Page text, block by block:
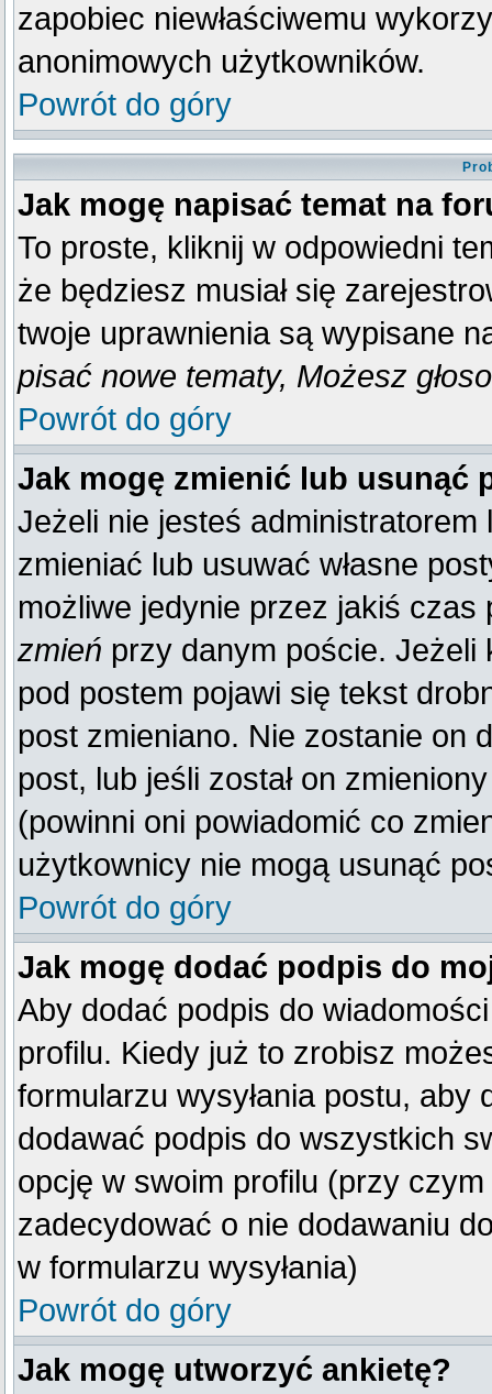
zapobiec niewłaściwemu
anonimowych użytkowników.
Powrót do góry
Jak mogę napisać temat na
To proste, kliknij w odpowiedni
że będziesz musiał się
twoje uprawnienia są wypisane
pisać nowe tematy, Możesz
Powrót do góry
Jak mogę zmienić lub usunąć
Jeżeli nie jesteś
zmieniać lub usuwać własne
możliwe jedynie przez jakiś
zmień przy danym poście. Jeżeli
pod postem pojawi się tekst
post zmieniano. Nie zostanie on
post, lub jeśli został on
(powinni oni powiadomić co
użytkownicy nie mogą usunąć
Powrót do góry
Jak mogę dodać podpis do
Aby dodać podpis do
profilu. Kiedy już to zrobisz
formularzu wysyłania postu,
dodawać podpis do wszystkich
opcję w swoim profilu (przy
zadecydować o nie dodawaniu
w formularzu wysyłania)
Powrót do góry
Jak mogę utworzyć ankietę?